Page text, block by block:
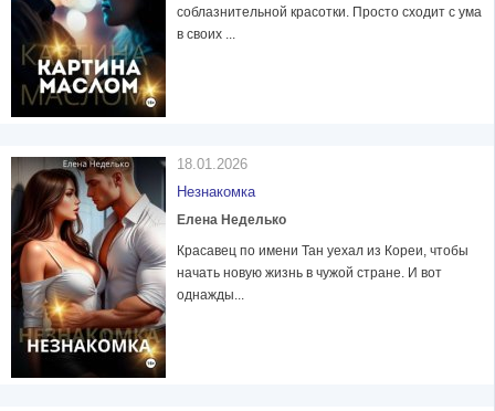
соблазнительной красотки. Просто сходит с ума
в своих ...
18.01.2026
Незнакомка
Елена Неделько
Красавец по имени Тан уехал из Кореи, чтобы
начать новую жизнь в чужой стране. И вот
однажды...